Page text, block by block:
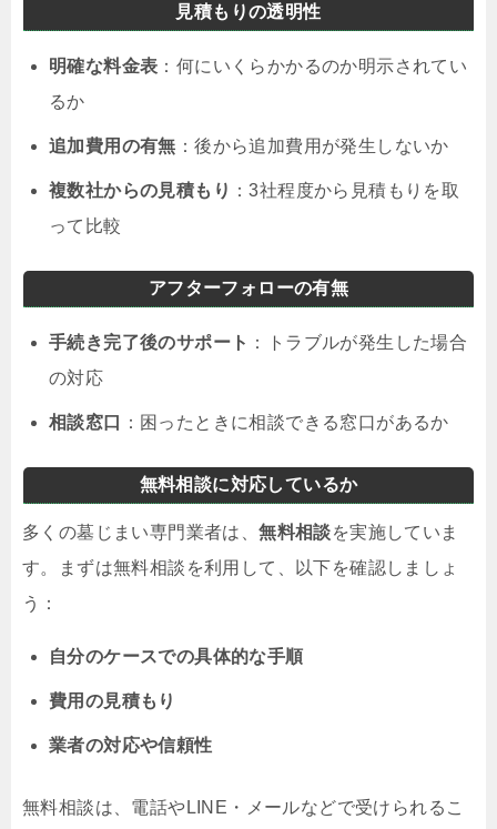
見積もりの透明性
明確な料金表 ：何にいくらかかるのか明示されてい
るか
追加費用の有無 ：後から追加費用が発生しないか
複数社からの見積もり ：3社程度から見積もりを取
って比較
アフターフォローの有無
手続き完了後のサポート ：トラブルが発生した場合
の対応
相談窓口 ：困ったときに相談できる窓口があるか
無料相談に対応しているか
多くの墓じまい専門業者は、無料相談を実施していま
す。まずは無料相談を利用して、以下を確認しましょ
う：
自分のケースでの具体的な手順
費用の見積もり
業者の対応や信頼性
無料相談は、電話やLINE・メールなどで受けられるこ